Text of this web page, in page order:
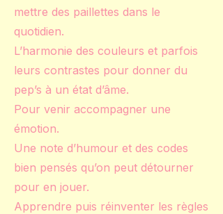
mettre des paillettes dans le
quotidien.
L’harmonie des couleurs et parfois
leurs contrastes pour donner du
pep’s à un état d’âme.
Pour venir accompagner une
émotion.
Une note d’humour et des codes
bien pensés qu’on peut détourner
pour en jouer.
Apprendre puis réinventer les règles